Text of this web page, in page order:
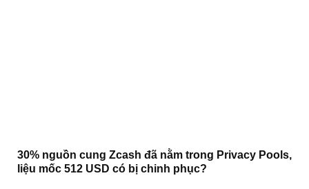
30% nguồn cung Zcash đã nằm trong Privacy Pools,
liệu mốc 512 USD có bị chinh phục?